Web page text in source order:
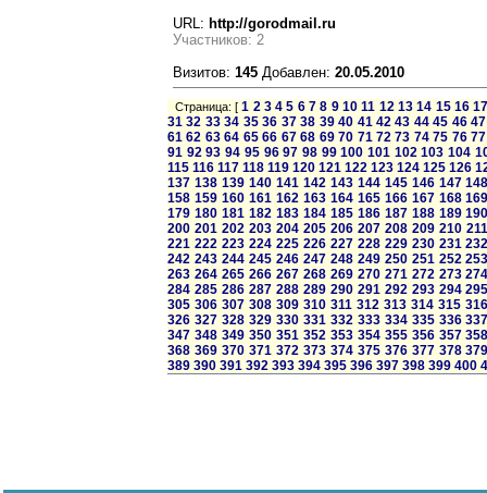
URL: http://gorodmail.ru
Участников: 2
Визитов: 145 Добавлен: 20.05.2010
Страница: [1 2 3 4 5 6 7 8 9 10 11 12 13 14 15 16
31 32 33 34 35 36 37 38 39 40 41 42 43 44 45 46 47
61 62 63 64 65 66 67 68 69 70 71 72 73 74 75 76 77
91 92 93 94 95 96 97 98 99 100 101 102 103 104
115 116 117 118 119 120 121 122 123 124 125 126
137 138 139 140 141 142 143 144 145 146 147
158 159 160 161 162 163 164 165 166 167 168
179 180 181 182 183 184 185 186 187 188 189
200 201 202 203 204 205 206 207 208 209 210 211
221 222 223 224 225 226 227 228 229 230 231
242 243 244 245 246 247 248 249 250 251 252
263 264 265 266 267 268 269 270 271 272 273
284 285 286 287 288 289 290 291 292 293 294
305 306 307 308 309 310 311 312 313 314 315 316
326 327 328 329 330 331 332 333 334 335 336
347 348 349 350 351 352 353 354 355 356 357
368 369 370 371 372 373 374 375 376 377 378
389 390 391 392 393 394 395 396 397 398 399 400